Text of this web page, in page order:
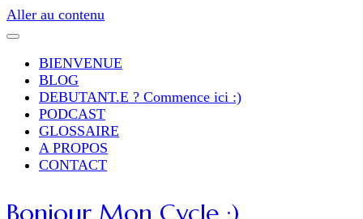
Aller au contenu
BIENVENUE
BLOG
DEBUTANT.E ? Commence ici :)
PODCAST
GLOSSAIRE
A PROPOS
CONTACT
Bonjour Mon Cycle :)